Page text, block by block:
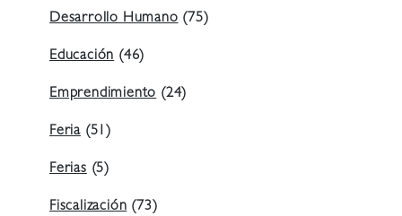
Desarrollo Humano (75)
Educación (46)
Emprendimiento (24)
Feria (51)
Ferias (5)
Fiscalización (73)